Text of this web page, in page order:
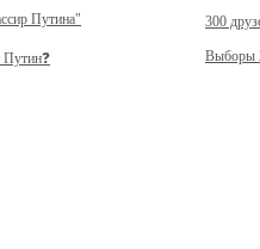
Путина"
300
Выборы